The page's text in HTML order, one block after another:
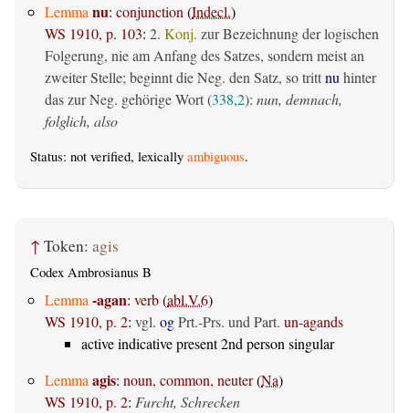
Lemma nu: conjunction (Indecl.)
WS 1910, p. 103: 2. Konj. zur Bezeichnung der logischen
Folgerung, nie am Anfang des Satzes, sondern meist an
zweiter Stelle; beginnt die Neg. den Satz, so trittnu hinter
das zur Neg. gehörige Wort (338,2): nun, demnach,
folglich, also
Status: not verified, lexically ambiguous.
↑ Token: agis
Codex Ambrosianus B
Lemma-agan: verb(abl.V.6)
WS 1910, p. 2: vgl. ogPrt.-Prs. und Part. un-agands
active indicative present 2nd person singular
Lemmaagis: noun, common, neuter(Na)
WS 1910, p. 2: Furcht, Schrecken